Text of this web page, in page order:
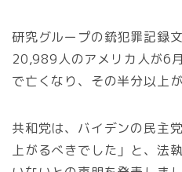
研究グループの銃犯罪記録
20,989人のアメリカ人が6
で亡くなり、その半分以上
共和党は、バイデンの民主
上がるべきでした」と、法